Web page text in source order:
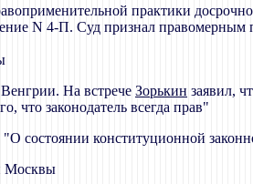
практики
N 4-П. Суд признал правомерным
На встрече Зорькин заявил,
что законодатель всегда прав"
состоянии конституционной
Москвы